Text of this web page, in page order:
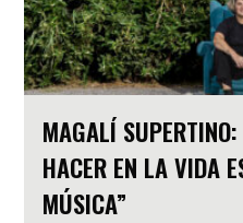
MAGALÍ
HACER EN LA VIDA
MÚSICA”